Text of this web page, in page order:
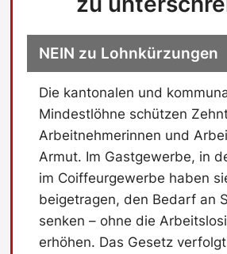
c
b
NEIN zu Lohnkürzungen
Die kantonalen und
Mindestlöhne schützen
Arbeitnehmerinnen und
Armut. Im Gastgewerbe, in
im Coiffeurgewerbe haben
beigetragen, den Bedarf an
senken – ohne die
erhöhen. Das Gesetz